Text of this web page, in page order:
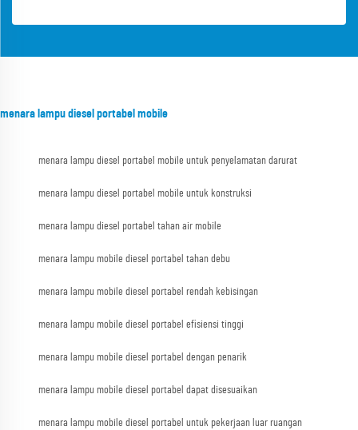
menara lampu diesel portabel mobile
menara lampu diesel portabel mobile untuk penyelamatan darurat
menara lampu diesel portabel mobile untuk konstruksi
menara lampu diesel portabel tahan air mobile
menara lampu mobile diesel portabel tahan debu
menara lampu mobile diesel portabel rendah kebisingan
menara lampu mobile diesel portabel efisiensi tinggi
menara lampu mobile diesel portabel dengan penarik
menara lampu mobile diesel portabel dapat disesuaikan
menara lampu mobile diesel portabel untuk pekerjaan luar ruangan